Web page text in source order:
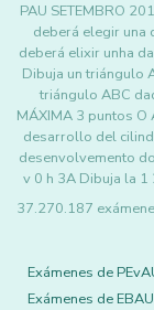
PAU SETEMBRO
deberá elegir una
deberá elixir unha
Dibuja un triángulo
triángulo ABC
MÁXIMA 3 puntos
desarrollo del
desenvolvemento
v 0 h 3A Dibuja la
37.270.187
Exámenes de
Exámenes de